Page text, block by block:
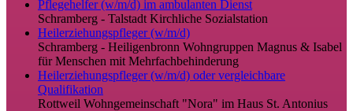
Pflegehelfer (w/m/d) im ambulanten Dienst
Schramberg - Talstadt Kirchliche Sozialstation
Heilerziehungspfleger (w/m/d)
Schramberg - Heiligenbronn Wohngruppen Magnus & Isabel
für Menschen mit Mehrfachbehinderung
Heilerziehungspfleger (w/m/d) oder vergleichbare
Qualifikation
Rottweil Wohngemeinschaft "Nora" im Haus St. Antonius